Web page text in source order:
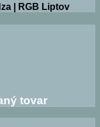
| RGB Liptov
tovar